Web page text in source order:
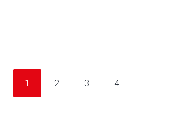
1 2 3 4